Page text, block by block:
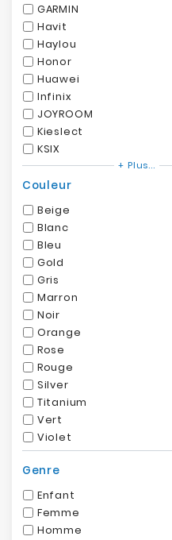
GARMIN
Havit
Haylou
Honor
Huawei
Infinix
JOYROOM
Kieslect
KSIX
+ Plus...
Couleur
Beige
Blanc
Bleu
Gold
Gris
Marron
Noir
Orange
Rose
Rouge
Silver
Titanium
Vert
Violet
Genre
Enfant
Femme
Homme